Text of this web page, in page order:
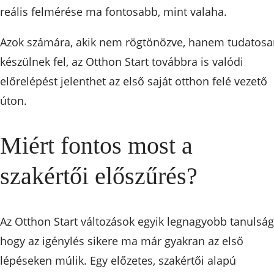
reális felmérése ma fontosabb, mint valaha.
Azok számára, akik nem rögtönözve, hanem
készülnek fel, az Otthon Start továbbra is valódi
előrelépést jelenthet az első saját otthon felé vezető
úton.
Miért fontos most a
szakértői előszűrés?
Az Otthon Start változások egyik legnagyobb
hogy az igénylés sikere ma már gyakran az első
lépéseken múlik. Egy előzetes, szakértői alapú